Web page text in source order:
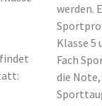
werden.
Klasse 5
Fach
die